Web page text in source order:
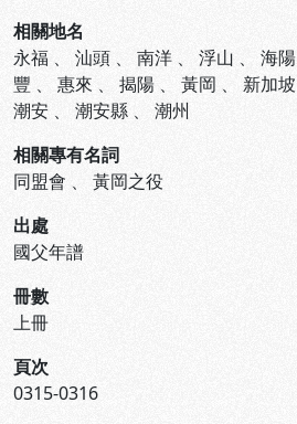
相關地名
永福 、 汕頭 、 南洋 、 浮山 、 海陽
豐 、 惠來 、 揭陽 、 黃岡 、 新加坡
潮安 、 潮安縣 、 潮州
相關專有名詞
同盟會 、 黃岡之役
出處
國父年譜
冊數
上冊
頁次
0315-0316